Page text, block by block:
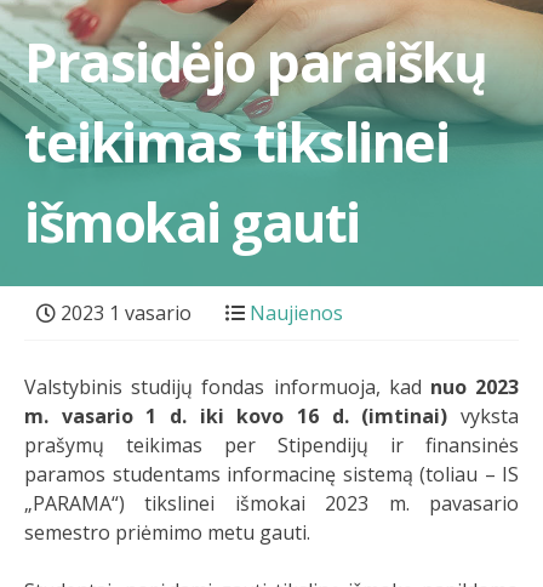
Prasidėjo paraiškų
teikimas tikslinei
išmokai gauti
2023 1 vasario Naujienos
Valstybinis studijų fondas informuoja, kad nuo 2023
m. vasario 1 d. iki kovo 16 d. (imtinai) vyksta
prašymų teikimas per Stipendijų ir finansinės
paramos studentams informacinę sistemą (toliau – IS
„PARAMA“) tikslinei išmokai 2023 m. pavasario
semestro priėmimo metu gauti.